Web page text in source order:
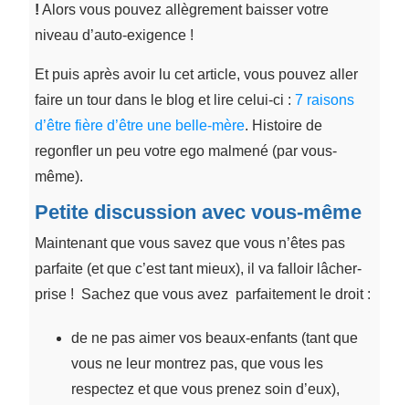
! Alors vous pouvez allègrement baisser votre
niveau d’auto-exigence !
Et puis après avoir lu cet article, vous pouvez aller
faire un tour dans le blog et lire celui-ci : 7 raisons
d’être fière d’être une belle-mère. Histoire de
regonfler un peu votre ego malmené (par vous-
même).
Petite discussion avec vous-même
Maintenant que vous savez que vous n’êtes pas
parfaite (et que c’est tant mieux), il va falloir lâcher-
prise ! Sachez que vous avez parfaitement le droit :
de ne pas aimer vos beaux-enfants (tant que
vous ne leur montrez pas, que vous les
respectez et que vous prenez soin d’eux),